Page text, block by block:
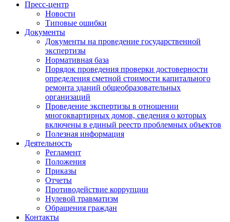
Пресс-центр
Новости
Типовые ошибки
Документы
Документы на проведение государственной
экспертизы
Нормативная база
Порядок проведения проверки достоверности
определения сметной стоимости капитального
ремонта зданий общеобразовательных
организаций
Проведение экспертизы в отношении
многоквартирных домов, сведения о которых
включены в единый реестр проблемных объектов
Полезная информация
Деятельность
Регламент
Положения
Приказы
Отчеты
Противодействие коррупции
Нулевой травматизм
Обращения граждан
Контакты